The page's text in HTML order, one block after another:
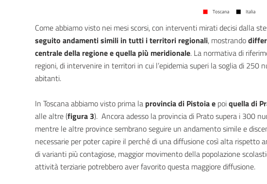
Come abbiamo visto nei mesi scorsi, con interventi mirati decisi dalla
seguito andamenti simili in tutti i territori regionali, mostrando
centrale della regione e quella più meridionale. La normativa di
regioni, di intervenire in territori in cui l’epidemia superi la soglia di
abitanti.
In Toscana abbiamo visto prima la provincia di Pistoia e poiquella di
alle altre (figura 3). Ancora adesso la provincia di Prato supera i 300
mentre le altre province sembrano seguire un andamento simile e
necessarie per poter capire il perché di una diffusione così alta rispetto
di varianti più contagiose, maggior movimento della popolazione
attività terziarie potrebbero aver favorito questa maggiore diffusione.